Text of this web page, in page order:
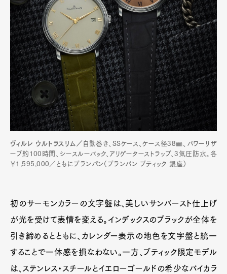
ヴィルレ ウルトラスリム／ 自動巻き、SSケース、ケース径38㎜、パワーリザ
ーブ約100時間、シースルーバック、アリゲーターストラップ、3気圧防水。各
￥1,595,000／ともにブランパン（ブランパン ブティック 銀座）
初のサーモンカラーの文字盤は、美しいサンバースト仕上げ
が光を受けて表情を変える。インデックスのブラックが全体を
引き締めるとともに、カレンダー表示の地色を文字盤と統一
することで一体感を損なわない。一方、ブティック限定モデル
は、ステンレス・スチールとイエローゴールドの希少なバイカラ